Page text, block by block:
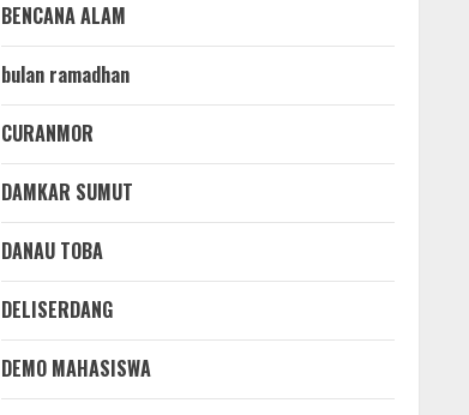
BENCANA ALAM
bulan ramadhan
CURANMOR
DAMKAR SUMUT
DANAU TOBA
DELISERDANG
DEMO MAHASISWA